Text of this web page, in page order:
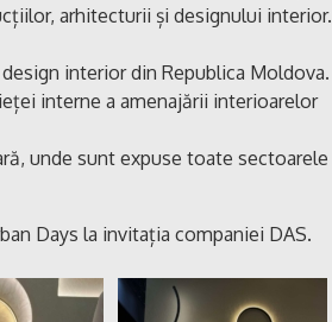
arhitecturii și designului interior.
interior din Republica Moldova.
interne a amenajării interioarelor
unde sunt expuse toate sectoarele
Days la invitația companiei DAS.